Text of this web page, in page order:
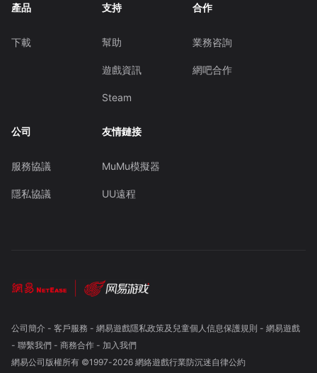
產品
下載
支持
幫助
遊戲資訊
Steam
合作
業務咨詢
網吧合作
公司
服務協議
隱私協議
友情鏈接
MuMu模擬器
UU遠程
公司簡介- 客戶服務 - 網易遊戲隱私政策及兒童個人信息保護規則 - 網易遊戲
- 聯繫我們- 商務合作- 加入我們
網易公司版權所有 ©1997-2026 網絡遊戲行業防沉迷自律公約